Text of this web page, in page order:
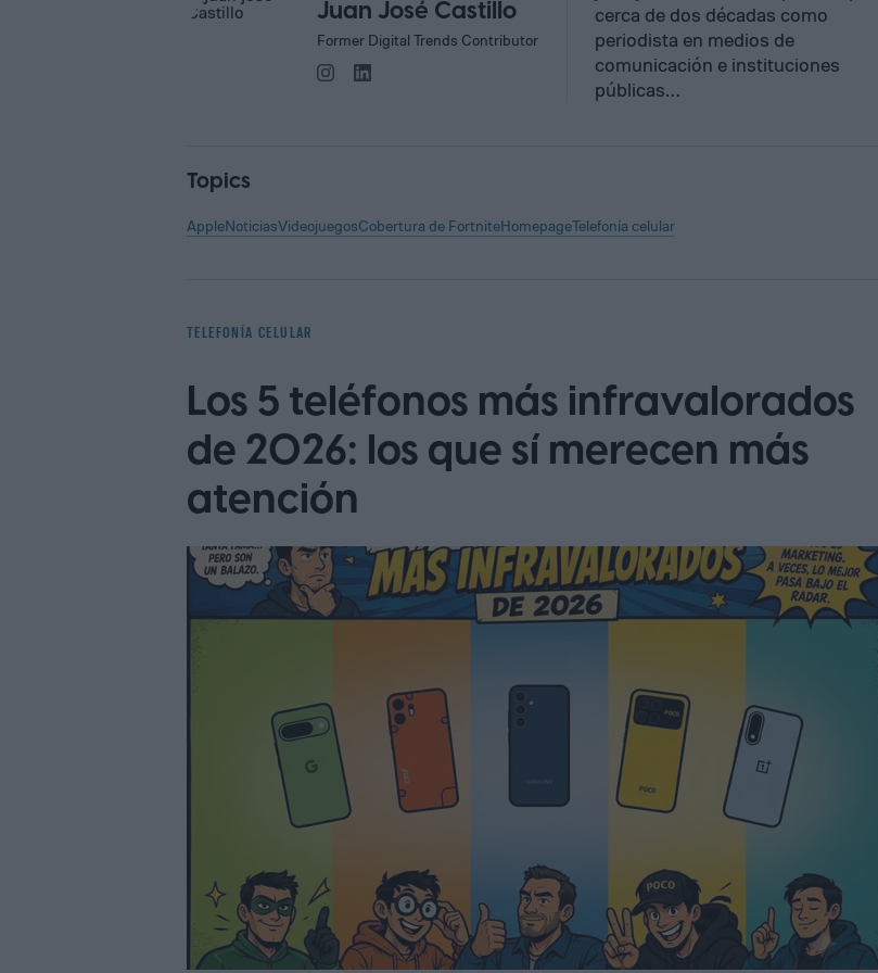
Juan José Castillo
Former Digital Trends Contributor
cerca de dos décadas como
periodista en medios de
comunicación e instituciones
públicas…
Topics
AppleNoticiasVideojuegosCobertura de FortniteHomepageTelefonía celular
TELEFONÍA CELULAR
Los 5 teléfonos más infravalorados
de 2026: los que sí merecen más
atención